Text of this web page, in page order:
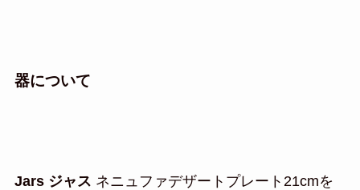
器について
Jars ジャス ネニュファデザートプレート21cmを